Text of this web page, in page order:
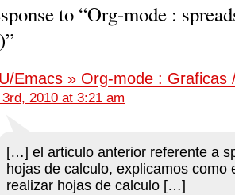
to “Org-mode :
Emacs » Org-mode : Graficas
2010 at 3:21 am
[…] el articulo anterior referente a
hojas de calculo, explicamos como
realizar hojas de calculo […]